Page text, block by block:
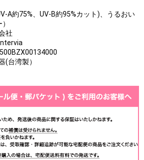
A約75%、UV-B約95%カット)、うるおい
社
(台湾製）